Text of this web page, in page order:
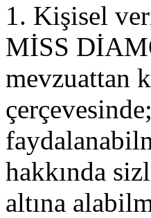
1. Kişisel
MİSS
mevzuattan
hakkında
altına